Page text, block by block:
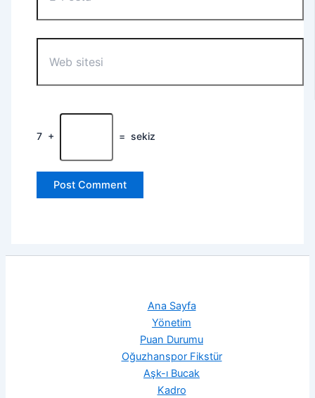
sitesi
7 + = sekiz
Ana Sayfa
Yönetim
Puan Durumu
Oğuzhanspor Fikstür
Aşk-ı Bucak
Kadro